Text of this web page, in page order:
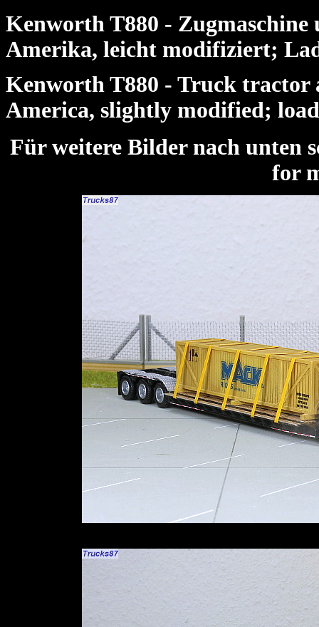
Kenworth T880 - Zugmaschine
Amerika, leicht modifiziert;
Kenworth T880 - Truck tractor
America, slightly modified;
Für weitere Bilder nach
for